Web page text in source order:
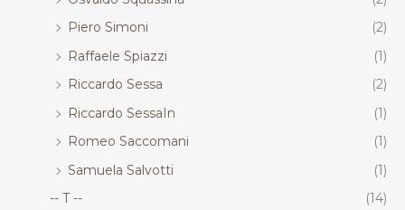
Piero Simoni
(2)
Raffaele Spiazzi
(1)
Riccardo Sessa
(2)
Riccardo SessaIn
(1)
Romeo Saccomani
(1)
Samuela Salvotti
(1)
-- T --
(14)